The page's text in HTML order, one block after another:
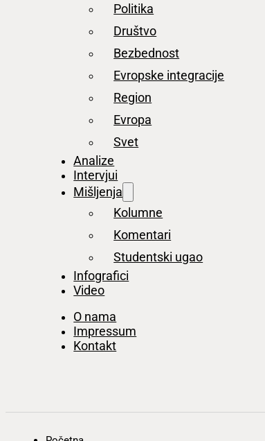
Politika
Društvo
Bezbednost
Evropske integracije
Region
Evropa
Svet
Analize
Intervjui
Mišljenja
Kolumne
Komentari
Studentski ugao
Infografici
Video
O nama
Impressum
Kontakt